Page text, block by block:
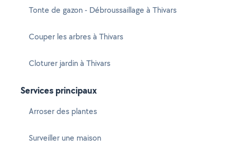
Tonte de gazon - Débroussaillage à Thivars
Couper les arbres à Thivars
Cloturer jardin à Thivars
Services principaux
Arroser des plantes
Surveiller une maison